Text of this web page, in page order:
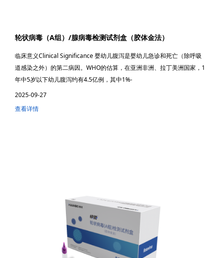
轮状病毒（A组）/腺病毒检测试剂盒（胶体金法）
临床意义Clinical Significance 婴幼儿腹泻是婴幼儿急诊和死亡（除呼吸
道感染之外）的第二病因。WHO的估算，在亚洲非洲、拉丁美洲国家，1
年中5岁以下幼儿腹泻约有4.5亿例，其中1%-
2025-09-27
查看详情